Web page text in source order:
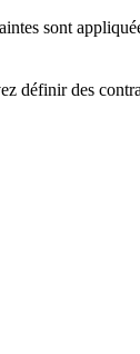
sont
définir des